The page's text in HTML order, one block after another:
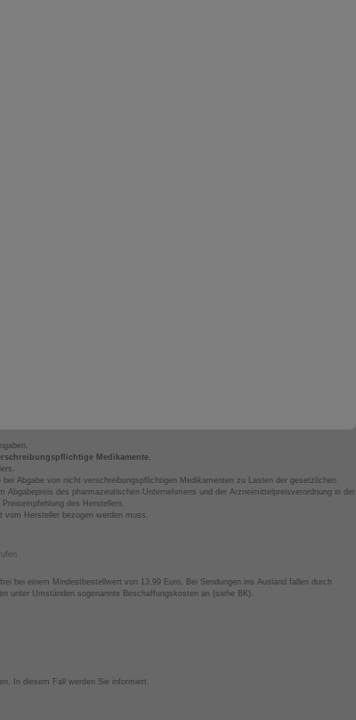
Medikamente.
Abgabe von nicht verschreibungspflichtigen Medikamenten zu Lasten der gesetzlichen
des pharmazeutischen Unternehmens und der Arzneimittelpreisverordnung in der
des Herstellers.
Hersteller bezogen werden muss.
bei einem Mindestbestellwert von 13,99 Euro. Bei Sendungen ins Ausland fallen durch
unter Umständen sogenannte Beschaffungskosten an (siehe BK).
In diesem Fall werden Sie informiert.